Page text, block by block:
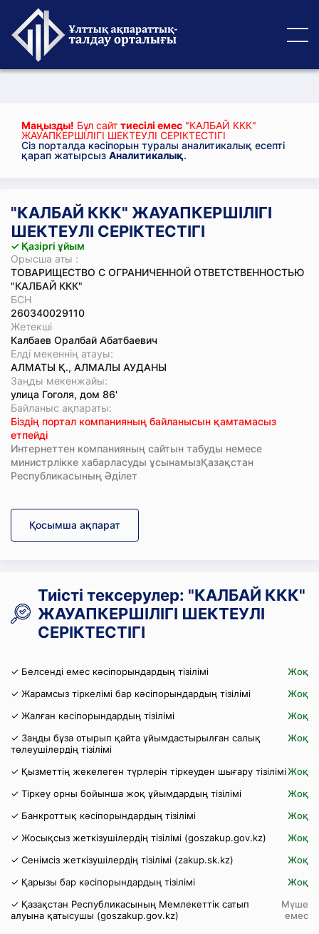
Маңызды! Бұл сайт тиесілі емес "КАЛБАЙ ККК"
ЖАУАПКЕРШІЛІГІ ШЕКТЕУЛІ СЕРІКТЕСТІГІ
Сіз порталда кәсіпорын туралы аналитикалық есепті
қарап жатырсыз Аналитикалық.
"КАЛБАЙ ККК" ЖАУАПКЕРШІЛІГІ
ШЕКТЕУЛІ СЕРІКТЕСТІГІ
✓ Қазіргі ұйым
Орысша аты :
ТОВАРИЩЕСТВО С ОГРАНИЧЕННОЙ ОТВЕТСТВЕННОСТЬЮ
"КАЛБАЙ ККК"
БСН
260340029110
Жетекші
Калбаев Оралбай Абатбаевич
Елді мекеннің атауы:
АЛМАТЫ Қ., АЛМАЛЫ АУДАНЫ
Заңды мекенжайы:
улица Гоголя, дом 86'
Байланыс ақпараты:
Біздің портал компанияның байланысын қамтамасыз
етпейді
Интернеттен компанияның сайтын табуды немесе
министрлікке хабарласуды ұсынамызҚазақстан
Республикасының Әділет
Қосымша ақпарат
Тиісті тексерулер: "КАЛБАЙ ККК"
ЖАУАПКЕРШІЛІГІ ШЕКТЕУЛІ
СЕРІКТЕСТІГІ
✓ Белсенді емес кәсіпорындардың тізілімі
Жоқ
✓ Жарамсыз тіркелімі бар кәсіпорындардың тізілімі
Жоқ
✓ Жалған кәсіпорындардың тізілімі
Жоқ
✓ Заңды бұза отырып қайта ұйымдастырылған салық
төлеушілердің тізілімі
Жоқ
✓ Қызметтің жекелеген түрлерін тіркеуден шығару тізіліміЖоқ
✓ Тіркеу орны бойынша жоқ ұйымдардың тізілімі
Жоқ
✓ Банкроттық кәсіпорындардың тізілімі
Жоқ
✓ Жосықсыз жеткізушілердің тізілімі (goszakup.gov.kz)
Жоқ
✓ Сенімсіз жеткізушілердің тізілімі (zakup.sk.kz)
Жоқ
✓ Қарызы бар кәсіпорындардың тізілімі
Жоқ
✓ Қазақстан Республикасының Мемлекеттік сатып
алуына қатысушы (goszakup.gov.kz)
Мүше
емес